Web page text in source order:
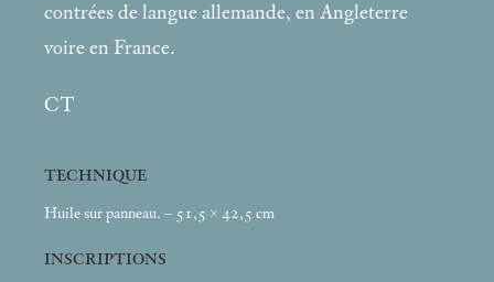
contrées de langue allemande, en Angleterre
voire en France.
CT
TECHNIQUE
Huile sur panneau. – 51,5 × 42,5 cm
INSCRIPTIONS